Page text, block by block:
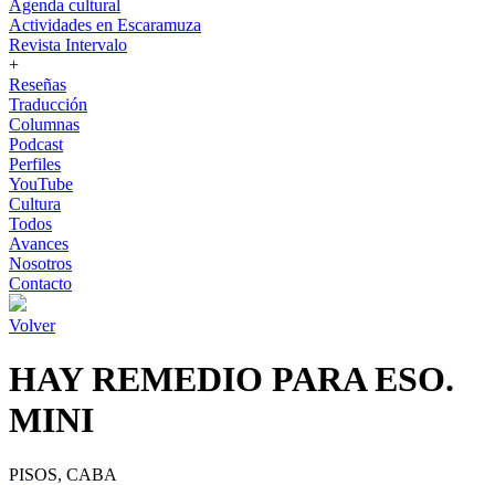
Agenda cultural
Actividades en Escaramuza
Revista Intervalo
+
Reseñas
Traducción
Columnas
Podcast
Perfiles
YouTube
Cultura
Todos
Avances
Nosotros
Contacto
Volver
HAY REMEDIO PARA ESO.
MINI
PISOS, CABA